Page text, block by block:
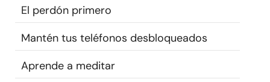
Comunidad
El perdón primero
Mantén tus teléfonos desbloqueados
Aprende a meditar